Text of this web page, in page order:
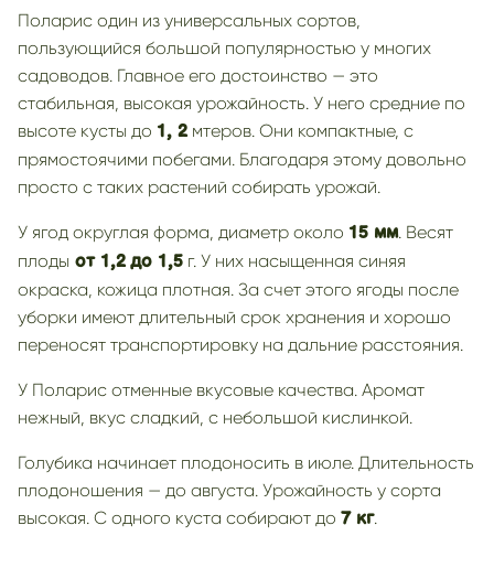
Поларис один из универсальных сортов,
пользующийся большой популярностью у многих
садоводов. Главное его достоинство — это
стабильная, высокая урожайность. У него средние по
высоте кусты до 1, 2 мтеров. Они компактные, с
прямостоячими побегами. Благодаря этому довольно
просто с таких растений собирать урожай.
У ягод округлая форма, диаметр около 15 мм. Весят
плоды от 1,2 до 1,5 г. У них насыщенная синяя
окраска, кожица плотная. За счет этого ягоды после
уборки имеют длительный срок хранения и хорошо
переносят транспортировку на дальние расстояния.
У Поларис отменные вкусовые качества. Аромат
нежный, вкус сладкий, с небольшой кислинкой.
Голубика начинает плодоносить в июле. Длительность
плодоношения — до августа. Урожайность у сорта
высокая. С одного куста собирают до 7 кг.